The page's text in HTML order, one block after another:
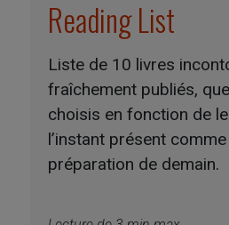
Reading List
Liste de 10 livres
fraîchement publiés,
choisis en fonction de
l’instant présent
préparation de demain.